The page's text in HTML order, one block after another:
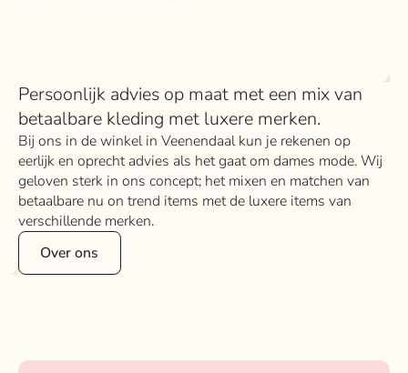
Persoonlijk advies op maat met een mix van
betaalbare kleding met luxere merken.
Bij ons in de winkel in Veenendaal kun je rekenen op
eerlijk en oprecht advies als het gaat om dames mode. Wij
geloven sterk in ons concept; het mixen en matchen van
betaalbare nu on trend items met de luxere items van
verschillende merken.
Over ons